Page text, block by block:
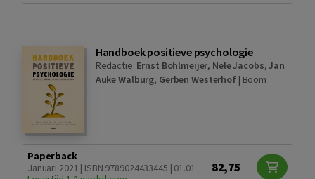
Handboek positieve psychologie
Redactie: Ernst Bohlmeijer, Nele Jacobs,Jan
Auke Walburg, Gerben Westerhof| Boom
Paperback
Januari 2021 | ISBN 9789024433445 | 01.01
82,75